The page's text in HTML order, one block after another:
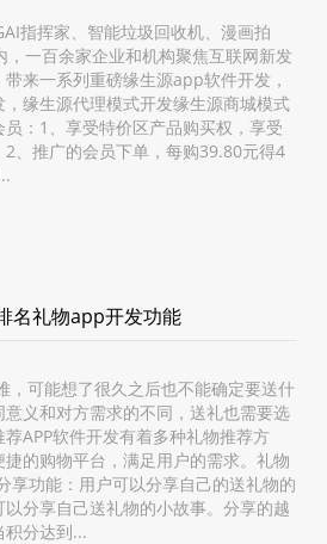
指挥家、智能垃圾回收机、漫画拍
一百余家企业和机构聚焦互联网新发
来一系列重磅缘生源app软件开发，
缘生源代理模式开发缘生源商城模式
：1、享受特价区产品购买权，享受
、推广的会员下单，每购39.80元得4
名礼物app开发功能
，可能想了很久之后也不能确定要送什
义和对方需求的不同，送礼也需要选
APP软件开发有着多种礼物推荐方
的购物平台，满足用户的需求。礼物
享功能：用户可以分享自己的送礼物的
分享自己送礼物的小故事。分享的越
积分达到...